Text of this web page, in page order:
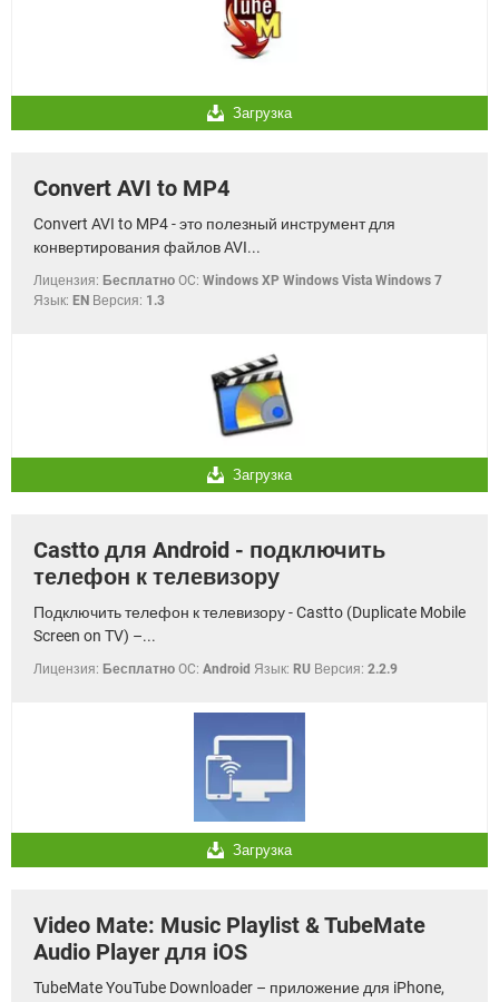
Загрузка
Convert AVI to MP4
Convert AVI to MP4 - это полезный инструмент для
конвертирования файлов AVI...
Лицензия: Бесплатно OC: Windows XP Windows Vista Windows 7
Язык: EN Версия: 1.3
Загрузка
Castto для Android - подключить
телефон к телевизору
Подключить телефон к телевизору - Castto (Duplicate Mobile
Screen on TV) –...
Лицензия: Бесплатно OC: Android Язык: RU Версия: 2.2.9
Загрузка
Video Mate: Music Playlist & TubeMate
Audio Player для iOS
TubeMate YouTube Downloader – приложение для iPhone,